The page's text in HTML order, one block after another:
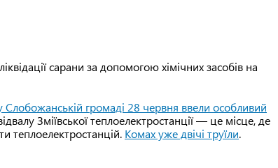
сарани за допомогою хімічних засобів на
Слобожанській громаді 28 червня ввели особливий
Зміївської теплоелектростанції — це місце, де
теплоелектростанцій. Комах уже двічі труїли.